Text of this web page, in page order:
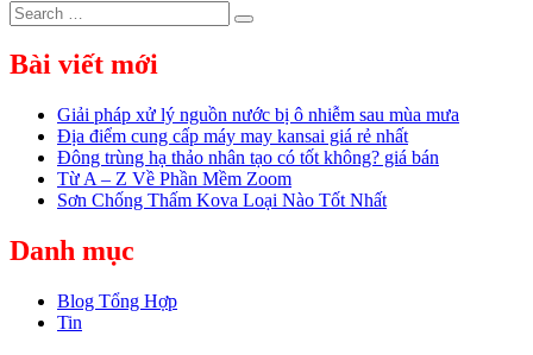
Search
for:
Search
Bài viết mới
Giải pháp xử lý nguồn nước bị ô nhiễm sau mùa mưa
Địa điểm cung cấp máy may kansai giá rẻ nhất
Đông trùng hạ thảo nhân tạo có tốt không? giá bán
Từ A – Z Về Phần Mềm Zoom
Sơn Chống Thấm Kova Loại Nào Tốt Nhất
Danh mục
Blog Tổng Hợp
Tin